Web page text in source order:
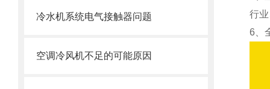
冷水机系统电气接触器问题
空调冷风机不足的可能原因
行
6、